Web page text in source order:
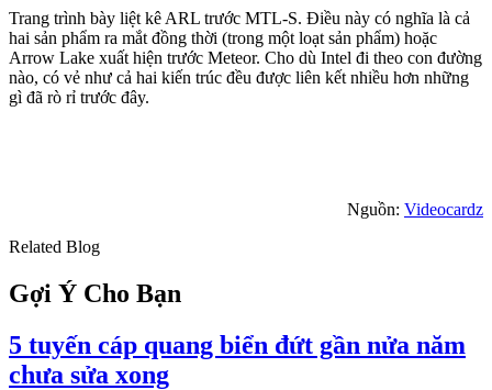
Trang trình bày liệt kê ARL trước MTL-S. Điều này có nghĩa là cả
hai sản phẩm ra mắt đồng thời (trong một loạt sản phẩm) hoặc
Arrow Lake xuất hiện trước Meteor. Cho dù Intel đi theo con đường
nào, có vẻ như cả hai kiến trúc đều được liên kết nhiều hơn những
gì đã rò rỉ trước đây.
Nguồn: Videocardz
Related Blog
Gợi Ý Cho Bạn
5 tuyến cáp quang biển đứt gần nửa năm
chưa sửa xong